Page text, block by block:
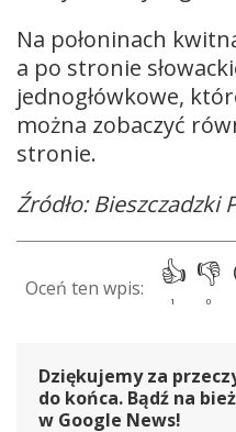
Na połoninach
a po stronie
jednogłówkowe,
można zobaczyć
stronie.
Źródło:Bieszczadzki
Dziękujemy za
do końca. Bądź na
w Google News!